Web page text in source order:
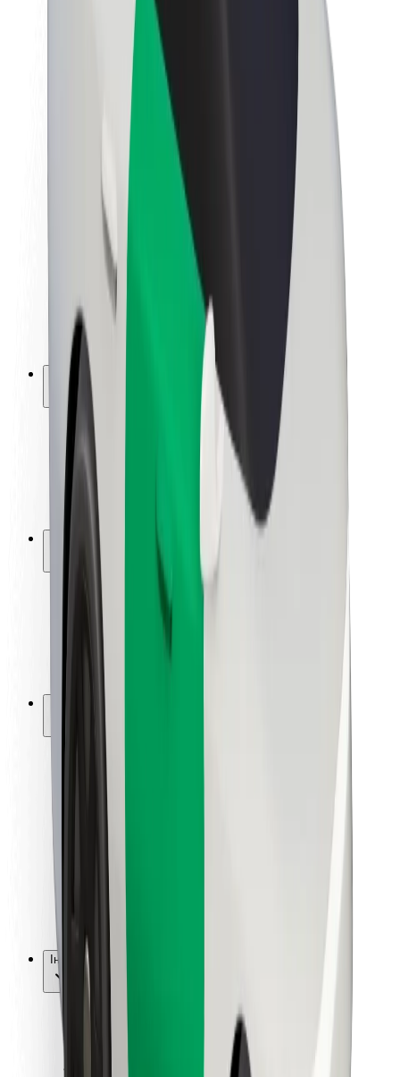
Про компанію Bolt
Сталий розвиток у Bolt
Проєкт Нуль
Пресцентр
Правила використання бренду
Місія
Зв’язки з інвесторами
Керівництво
Бренд
Медіа
Урбаністичний фонд
Безпека
Безпека пасажирів
Безпека водіїв
Безпека електросамокатів
Лабораторія безпеки
Міста
Розташування
Міські рішення
Аеропорти
Підтримка
Для пасажирів
Для водіїв
Для кур'єрів
Для власників автопарків
Для ресторанів
Bolt for Business
Інше
Постачальникам
Правила та Умови
Файли ку́кі